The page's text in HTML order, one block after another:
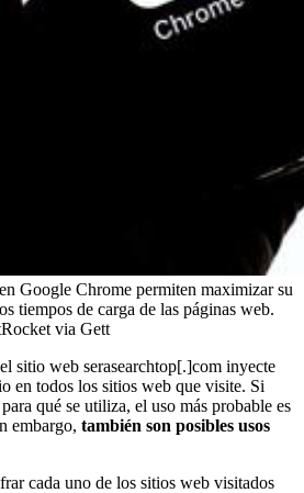
Google Chrome permiten maximizar su
tiempos de carga de las páginas web.
via Gett
sitio web serasearchtop[.]com inyecte
en todos los sitios web que visite. Si
qué se utiliza, el uso más probable es
embargo, también son posibles usos
cada uno de los sitios web visitados